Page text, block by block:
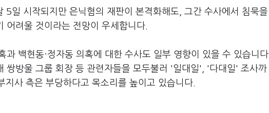
5일 시작되지만 은닉혐의 재판이 본격화해도, 그간 수사에서 침묵을
어려울 것이라는 전망이 우세합니다.
백현동·정자동 의혹에 대한 수사도 일부 영향이 있을 수 있습니다.
쌍방울 그룹 회장 등 관련자들을 모두불러 '일대일', '다대일' 조사까
사 측은 부당하다고 목소리를 높이고 있습니다.